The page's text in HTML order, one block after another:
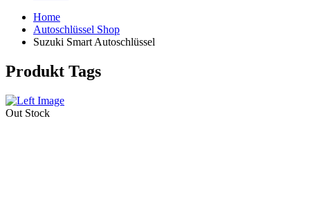
Home
Autoschlüssel Shop
Suzuki Smart Autoschlüssel
Produkt Tags
Out Stock